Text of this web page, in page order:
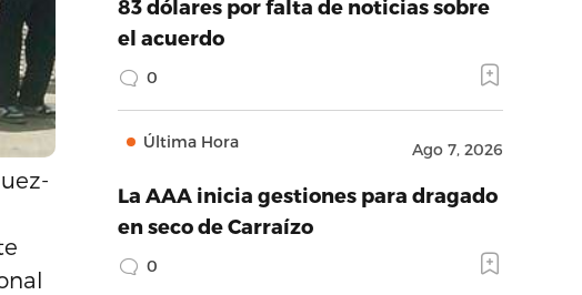
83 dólares por falta de noticias sobre
el acuerdo
0
Última Hora Ago 7, 2026
La AAA inicia gestiones para dragado
en seco de Carraízo
0